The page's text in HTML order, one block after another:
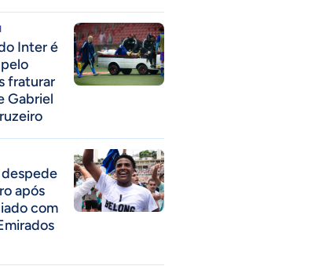
Inter é
fraturar
Gabriel
despede
após
com